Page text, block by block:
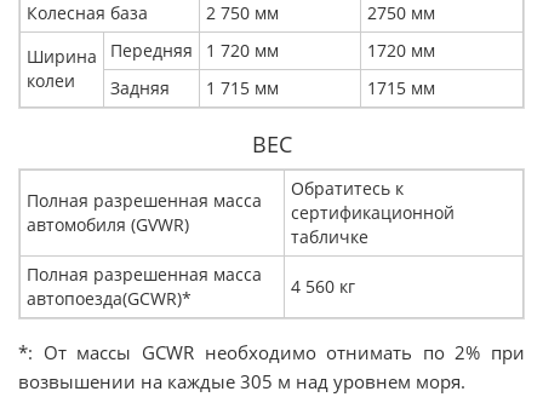
Колесная база
2 750 мм
2750 мм
Ширина
колеи
Передняя 1 720 мм
1720 мм
Задняя
1 715 мм 1715 мм
ВЕС
Полная разрешенная масса
автомобиля (GVWR)
Обратитесь к
сертификационной
табличке
Полная разрешенная масса
автопоезда(GCWR)*
4 560 кг
*: От массы GCWR необходимо отнимать по 2% при
возвышении на каждые 305 м над уровнем моря.